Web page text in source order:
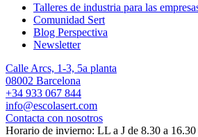
Talleres de industria para las
Comunidad Sert
Blog Perspectiva
Newsletter
Calle Arcs, 1-3, 5a planta
08002 Barcelona
+34 933 067 844
info@escolasert.com
Contacta con nosotros
Horario de invierno: LL a J de 8.30 a